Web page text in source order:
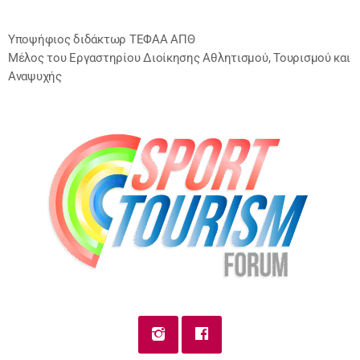
Υποψήφιος διδάκτωρ ΤΕΦΑΑ ΑΠΘ
Μέλος του Εργαστηρίου Διοίκησης Αθλητισμού, Τουρισμού και
Αναψυχής